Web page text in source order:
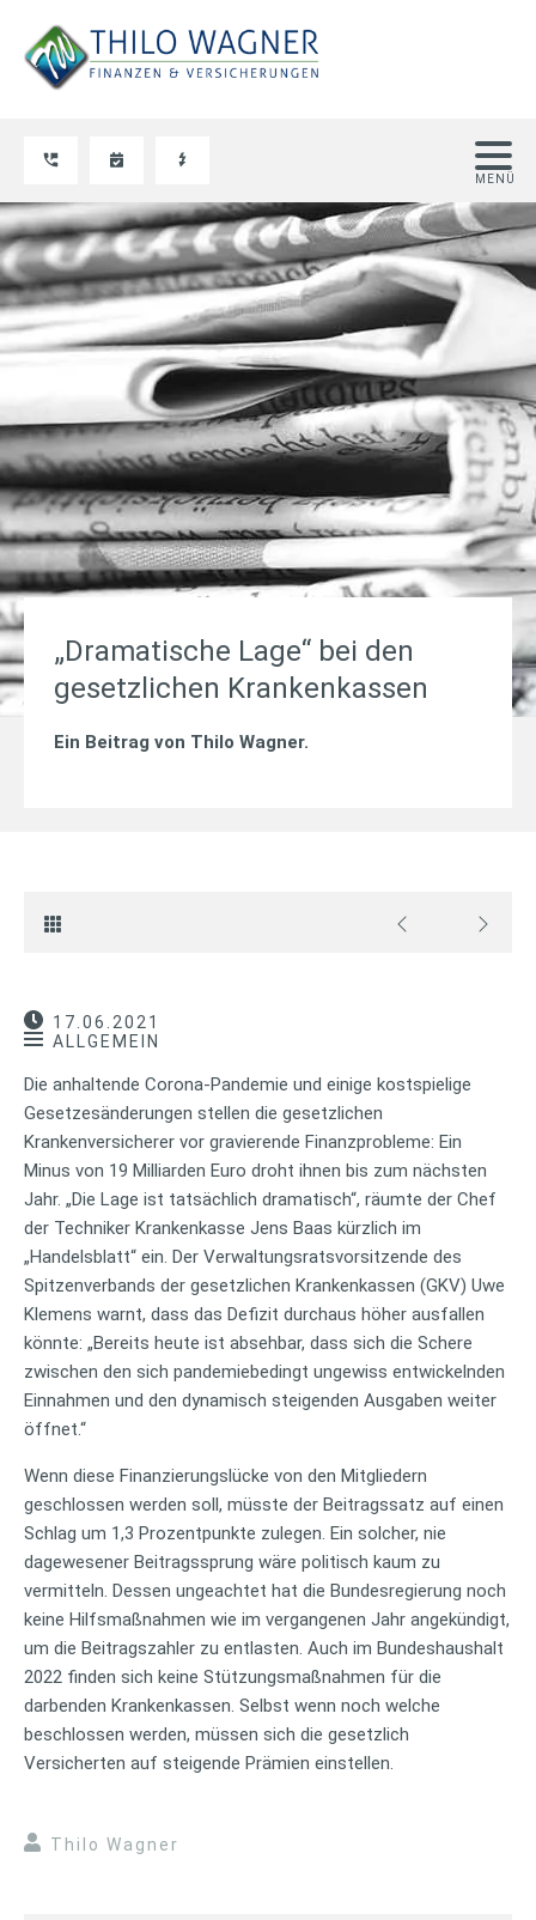
„Dramatische Lage“ bei den
gesetzlichen Krankenkassen
Ein Beitrag von Thilo Wagner.
17.06.2021
ALLGEMEIN
Die anhaltende Corona-Pandemie und einige kostspielige
Gesetzesänderungen stellen die gesetzlichen
Krankenversicherer vor gravierende Finanzprobleme: Ein
Minus von 19 Milliarden Euro droht ihnen bis zum nächsten
Jahr. „Die Lage ist tatsächlich dramatisch“, räumte der Chef
der Techniker Krankenkasse Jens Baas kürzlich im
„Handelsblatt“ ein. Der Verwaltungsratsvorsitzende des
Spitzenverbands der gesetzlichen Krankenkassen (GKV) Uwe
Klemens warnt, dass das Defizit durchaus höher ausfallen
könnte: „Bereits heute ist absehbar, dass sich die Schere
zwischen den sich pandemiebedingt ungewiss entwickelnden
Einnahmen und den dynamisch steigenden Ausgaben weiter
öffnet.“
Wenn diese Finanzierungslücke von den Mitgliedern
geschlossen werden soll, müsste der Beitragssatz auf einen
Schlag um 1,3 Prozentpunkte zulegen. Ein solcher, nie
dagewesener Beitragssprung wäre politisch kaum zu
vermitteln. Dessen ungeachtet hat die Bundesregierung noch
keine Hilfsmaßnahmen wie im vergangenen Jahr angekündigt,
um die Beitragszahler zu entlasten. Auch im Bundeshaushalt
2022 finden sich keine Stützungsmaßnahmen für die
darbenden Krankenkassen. Selbst wenn noch welche
beschlossen werden, müssen sich die gesetzlich
Versicherten auf steigende Prämien einstellen.
Thilo Wagner